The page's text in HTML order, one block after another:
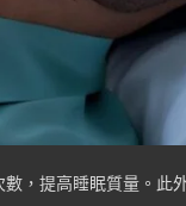
，提高睡眠質量。此